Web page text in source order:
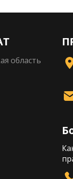
область